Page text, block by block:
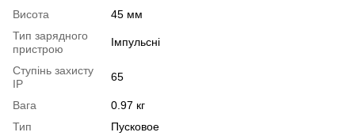
Висота
45 мм
Тип зарядного
пристрою
Імпульсні
Ступінь захисту
IP
65
Вага
0.97 кг
Тип
Пусковое